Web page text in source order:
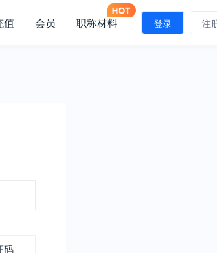
值 会员 职称材料 登录 注
码